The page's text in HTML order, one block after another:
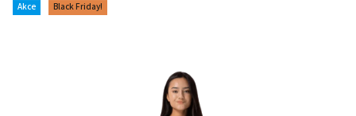
Akce Black Friday!